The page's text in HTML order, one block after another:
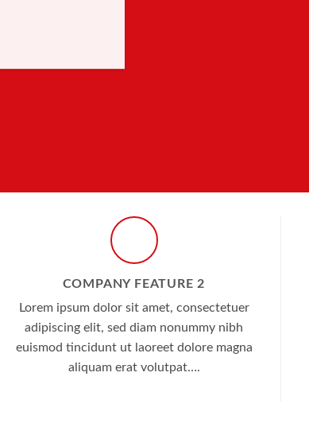
COMPANY FEATURE 2
Lorem ipsum dolor sit amet, consectetuer
adipiscing elit, sed diam nonummy nibh
euismod tincidunt ut laoreet dolore magna
aliquam erat volutpat….